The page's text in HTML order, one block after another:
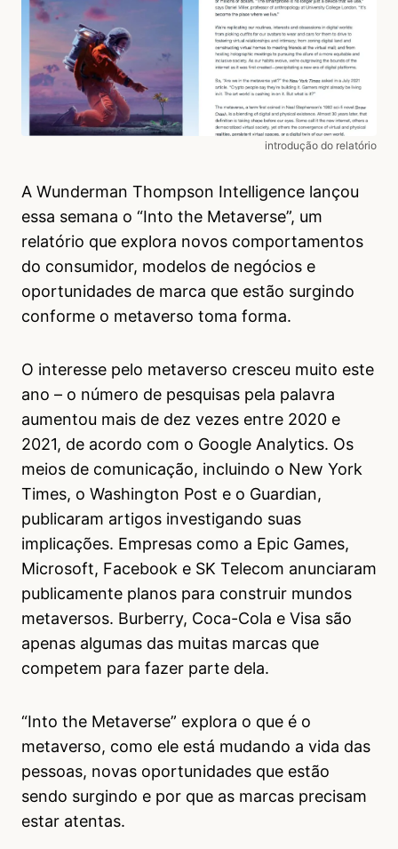
introdução do relatório
A Wunderman Thompson Intelligence lançou
essa semana o “Into the Metaverse”, um
relatório que explora novos comportamentos
do consumidor, modelos de negócios e
oportunidades de marca que estão surgindo
conforme o metaverso toma forma.
O interesse pelo metaverso cresceu muito este
ano – o número de pesquisas pela palavra
aumentou mais de dez vezes entre 2020 e
2021, de acordo com o Google Analytics. Os
meios de comunicação, incluindo o New York
Times, o Washington Post e o Guardian,
publicaram artigos investigando suas
implicações. Empresas como a Epic Games,
Microsoft, Facebook e SK Telecom anunciaram
publicamente planos para construir mundos
metaversos. Burberry, Coca-Cola e Visa são
apenas algumas das muitas marcas que
competem para fazer parte dela.
“Into the Metaverse” explora o que é o
metaverso, como ele está mudando a vida das
pessoas, novas oportunidades que estão
sendo surgindo e por que as marcas precisam
estar atentas.